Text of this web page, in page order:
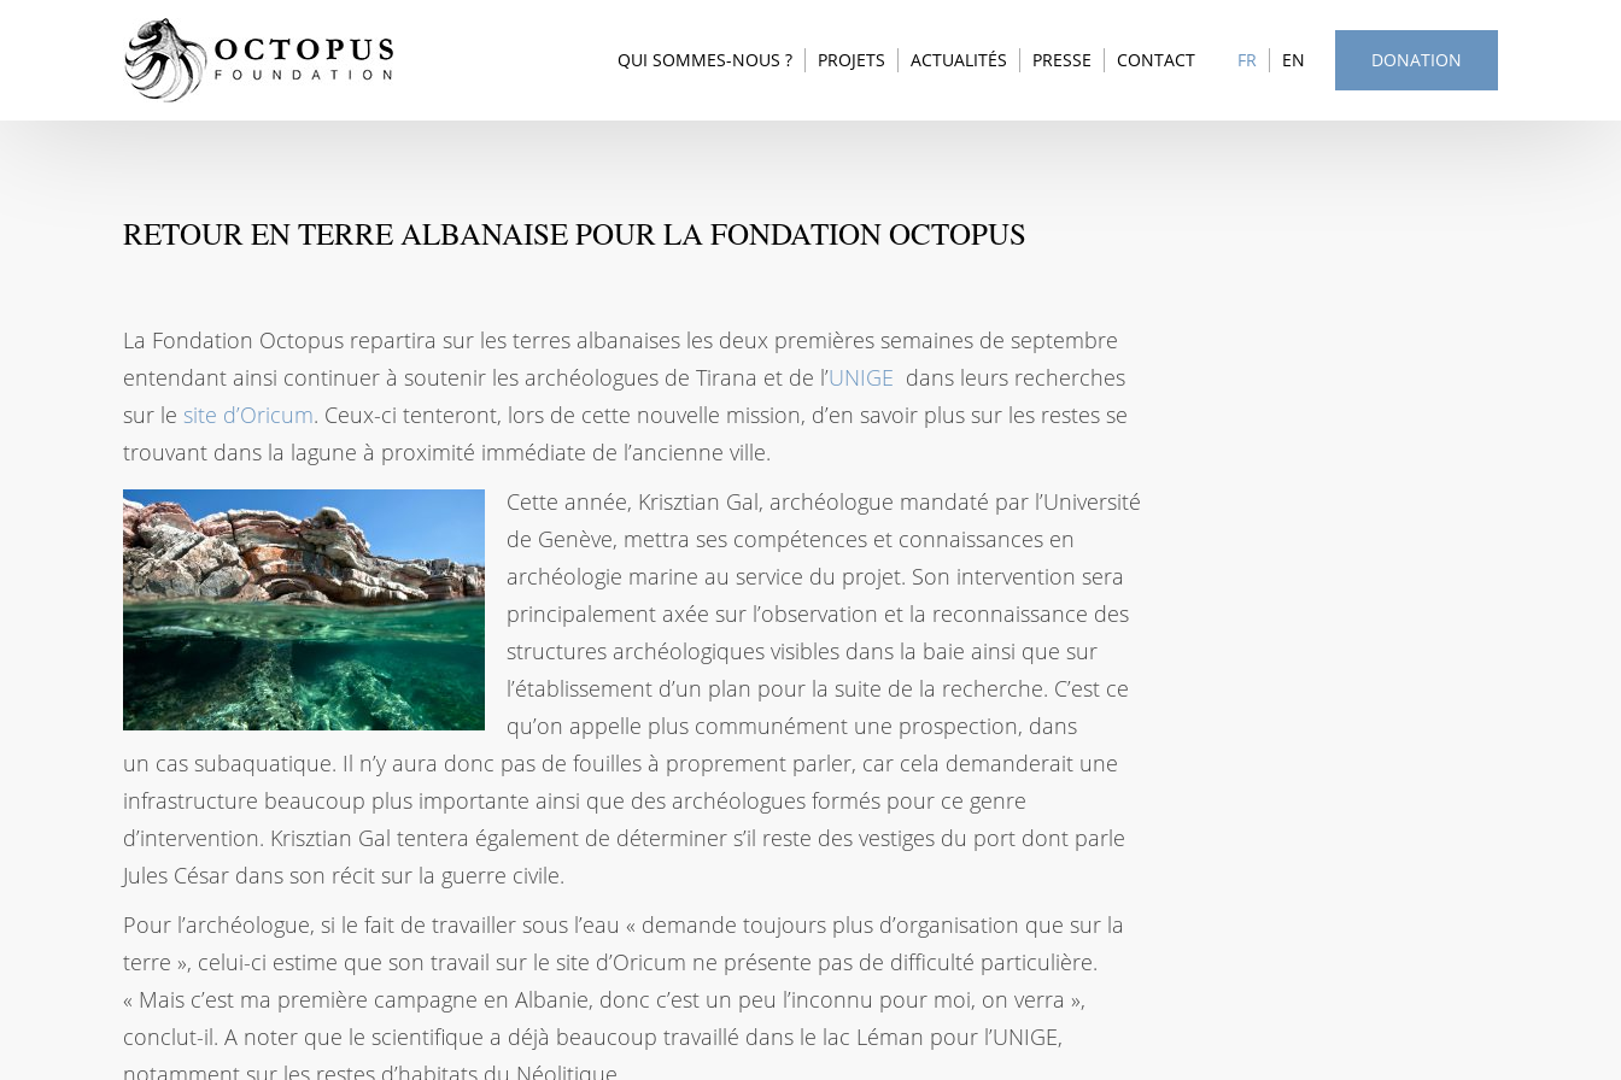
DONATION
FR EN
QUI SOMMES-NOUS ? PROJETS ACTUALITÉS PRESSE CONTACT
RETOUR EN TERRE ALBANAISE POUR LA FONDATION OCTOPUS
La Fondation Octopus repartira sur les terres albanaises les deux premières semaines de septembre
entendant ainsi continuer à soutenir les archéologues de Tirana et de l’UNIGE dans leurs recherches
sur le site d’Oricum. Ceux-ci tenteront, lors de cette nouvelle mission, d’en savoir plus sur les restes se
trouvant dans la lagune à proximité immédiate de l’ancienne ville.
Cette année, Krisztian Gal, archéologue mandaté par l’Université
de Genève, mettra ses compétences et connaissances en
archéologie marine au service du projet. Son intervention sera
principalement axée sur l’observation et la reconnaissance des
structures archéologiques visibles dans la baie ainsi que sur
l’établissement d’un plan pour la suite de la recherche. C’est ce
qu’on appelle plus communément une prospection, dans
un cas subaquatique. Il n’y aura donc pas de fouilles à proprement parler, car cela demanderait une
infrastructure beaucoup plus importante ainsi que des archéologues formés pour ce genre
d’intervention. Krisztian Gal tentera également de déterminer s’il reste des vestiges du port dont parle
Jules César dans son récit sur la guerre civile.
Pour l’archéologue, si le fait de travailler sous l’eau « demande toujours plus d’organisation que sur la
terre », celui-ci estime que son travail sur le site d’Oricum ne présente pas de difficulté particulière.
« Mais c’est ma première campagne en Albanie, donc c’est un peu l’inconnu pour moi, on verra »,
conclut-il. A noter que le scientifique a déjà beaucoup travaillé dans le lac Léman pour l’UNIGE,
notamment sur les restes d’habitats du Néolitique.